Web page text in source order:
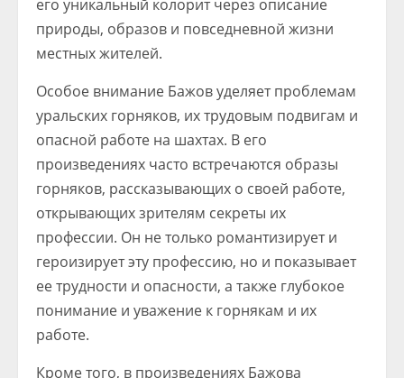
его уникальный колорит через описание
природы, образов и повседневной жизни
местных жителей.
Особое внимание Бажов уделяет проблемам
уральских горняков, их трудовым подвигам и
опасной работе на шахтах. В его
произведениях часто встречаются образы
горняков, рассказывающих о своей работе,
открывающих зрителям секреты их
профессии. Он не только романтизирует и
героизирует эту профессию, но и показывает
ее трудности и опасности, а также глубокое
понимание и уважение к горнякам и их
работе.
Кроме того, в произведениях Бажова